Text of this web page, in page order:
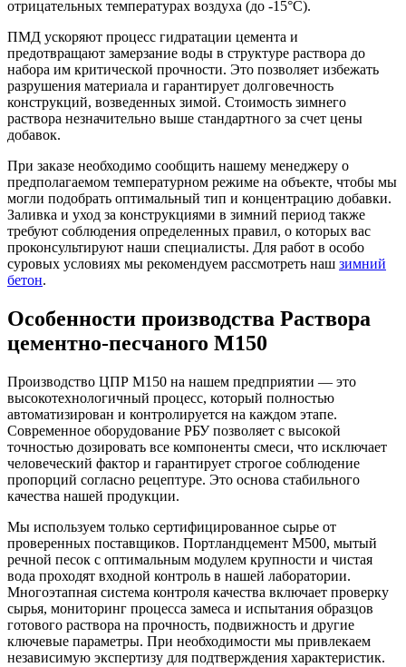
отрицательных температурах воздуха (до -15°C).
ПМД ускоряют процесс гидратации цемента и
предотвращают замерзание воды в структуре раствора до
набора им критической прочности. Это позволяет избежать
разрушения материала и гарантирует долговечность
конструкций, возведенных зимой. Стоимость зимнего
раствора незначительно выше стандартного за счет цены
добавок.
При заказе необходимо сообщить нашему менеджеру о
предполагаемом температурном режиме на объекте, чтобы мы
могли подобрать оптимальный тип и концентрацию добавки.
Заливка и уход за конструкциями в зимний период также
требуют соблюдения определенных правил, о которых вас
проконсультируют наши специалисты. Для работ в особо
суровых условиях мы рекомендуем рассмотреть наш зимний
бетон.
Особенности производства Раствора
цементно-песчаного М150
Производство ЦПР М150 на нашем предприятии — это
высокотехнологичный процесс, который полностью
автоматизирован и контролируется на каждом этапе.
Современное оборудование РБУ позволяет с высокой
точностью дозировать все компоненты смеси, что исключает
человеческий фактор и гарантирует строгое соблюдение
пропорций согласно рецептуре. Это основа стабильного
качества нашей продукции.
Мы используем только сертифицированное сырье от
проверенных поставщиков. Портландцемент М500, мытый
речной песок с оптимальным модулем крупности и чистая
вода проходят входной контроль в нашей лаборатории.
Многоэтапная система контроля качества включает проверку
сырья, мониторинг процесса замеса и испытания образцов
готового раствора на прочность, подвижность и другие
ключевые параметры. При необходимости мы привлекаем
независимую экспертизу для подтверждения характеристик.